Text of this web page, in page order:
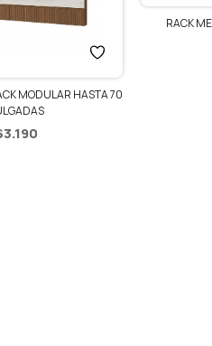
MODULAR HASTA 70
3.190
RACK